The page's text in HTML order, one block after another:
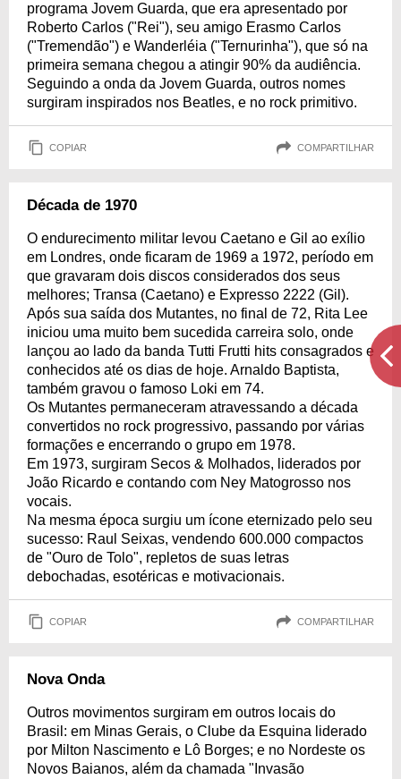
programa Jovem Guarda, que era apresentado por
Roberto Carlos ("Rei"), seu amigo Erasmo Carlos
("Tremendão") e Wanderléia ("Ternurinha"), que só na
primeira semana chegou a atingir 90% da audiência.
Seguindo a onda da Jovem Guarda, outros nomes
surgiram inspirados nos Beatles, e no rock primitivo.
COPIAR COMPARTILHAR
Década de 1970
O endurecimento militar levou Caetano e Gil ao exílio
em Londres, onde ficaram de 1969 a 1972, período em
que gravaram dois discos considerados dos seus
melhores; Transa (Caetano) e Expresso 2222 (Gil).
Após sua saída dos Mutantes, no final de 72, Rita Lee
iniciou uma muito bem sucedida carreira solo, onde
lançou ao lado da banda Tutti Frutti hits consagrados e
conhecidos até os dias de hoje. Arnaldo Baptista,
também gravou o famoso Loki em 74.
Os Mutantes permaneceram atravessando a década
convertidos no rock progressivo, passando por várias
formações e encerrando o grupo em 1978.
Em 1973, surgiram Secos & Molhados, liderados por
João Ricardo e contando com Ney Matogrosso nos
vocais.
Na mesma época surgiu um ícone eternizado pelo seu
sucesso: Raul Seixas, vendendo 600.000 compactos
de "Ouro de Tolo", repletos de suas letras
debochadas, esotéricas e motivacionais.
COPIAR COMPARTILHAR
Nova Onda
Outros movimentos surgiram em outros locais do
Brasil: em Minas Gerais, o Clube da Esquina liderado
por Milton Nascimento e Lô Borges; e no Nordeste os
Novos Baianos, além da chamada "Invasão